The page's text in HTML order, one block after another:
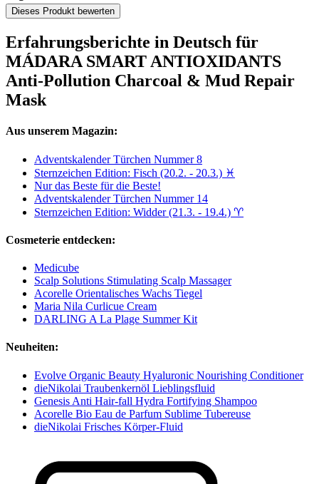
Dieses Produkt bewerten
Erfahrungsberichte in Deutsch für
MÁDARA SMART ANTIOXIDANTS
Anti-Pollution Charcoal & Mud Repair
Mask
Aus unserem Magazin:
Adventskalender Türchen Nummer 8
Sternzeichen Edition: Fisch (20.2. - 20.3.) ♓
Nur das Beste für die Beste!
Adventskalender Türchen Nummer 14
Sternzeichen Edition: Widder (21.3. - 19.4.) ♈︎
Cosmeterie entdecken:
Medicube
Scalp Solutions Stimulating Scalp Massager
Acorelle Orientalisches Wachs Tiegel
Maria Nila Curlicue Cream
DARLING A La Plage Summer Kit
Neuheiten:
Evolve Organic Beauty Hyaluronic Nourishing Conditioner
dieNikolai Traubenkernöl Lieblingsfluid
Genesis Anti Hair-fall Hydra Fortifying Shampoo
Acorelle Bio Eau de Parfum Sublime Tubereuse
dieNikolai Frisches Körper-Fluid